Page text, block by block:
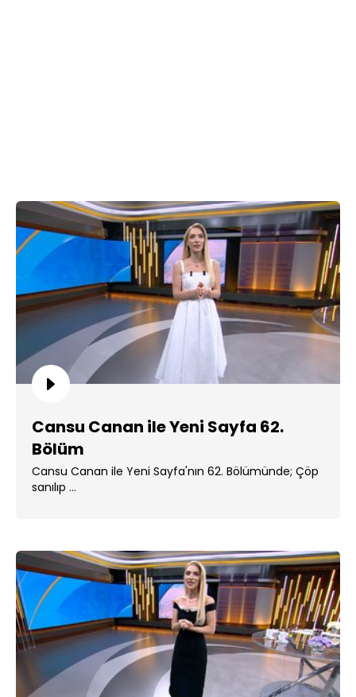
Cansu Canan ile Yeni Sayfa 62.
Bölüm
Cansu Canan ile Yeni Sayfa'nın 62. Bölümünde; Çöp
sanılıp ...